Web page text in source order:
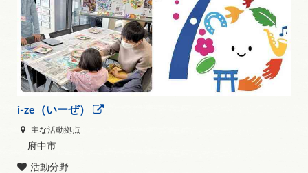
i-ze（いーぜ）
主な活動拠点
府中市
活動分野